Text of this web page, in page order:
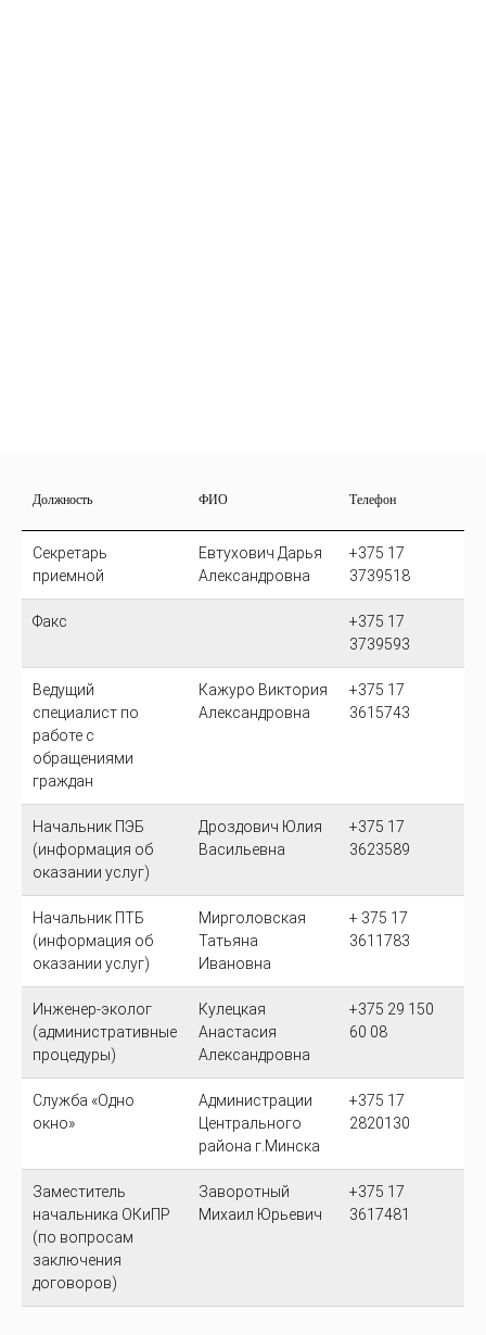
Должность ФИО Телефон
Секретарь
приемной
Евтухович Дарья
Александровна
+375 17
3739518
Факс
+375 17
3739593
Ведущий
специалист по
работе с
обращениями
граждан
Кажуро Виктория
Александровна
+375 17
3615743
Начальник ПЭБ
(информация об
оказании услуг)
Дроздович Юлия
Васильевна
+375 17
3623589
Начальник ПТБ
(информация об
оказании услуг)
Мирголовская
Татьяна
Ивановна
+ 375 17
3611783
Инженер-эколог
(административные
процедуры)
Кулецкая
Анастасия
Александровна
+375 29 150
60 08
Служба «Одно
окно»
Администрации
Центрального
района г.Минска
+375 17
2820130
Заместитель
начальника ОКиПР
(по вопросам
заключения
договоров)
Заворотный
Михаил Юрьевич
+375 17
3617481